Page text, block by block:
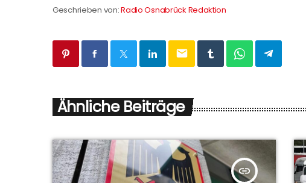
Geschrieben von:Radio Osnabrück Redaktion
email
Ähnliche Beiträge
insert_link